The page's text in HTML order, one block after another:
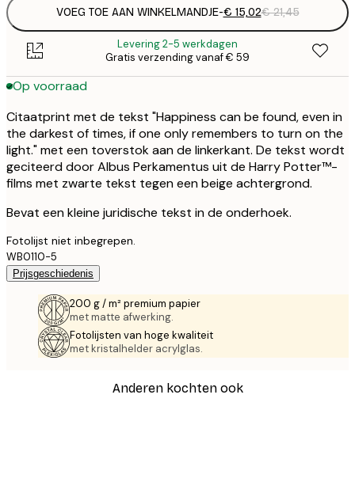
VOEG TOE AAN WINKELMANDJE-€ 15,02€ 21,45
Levering 2-5 werkdagen
Gratis verzending vanaf € 59
Op voorraad
Citaatprint met de tekst "Happiness can be found, even in
the darkest of times, if one only remembers to turn on the
light." met een toverstok aan de linkerkant. De tekst wordt
geciteerd door Albus Perkamentus uit de Harry Potter™-
films met zwarte tekst tegen een beige achtergrond.
Bevat een kleine juridische tekst in de onderhoek.
Fotolijst niet inbegrepen.
WB0110-5
Prijsgeschiedenis
200 g / m² premium papier
met matte afwerking.
Fotolijsten van hoge kwaliteit
met kristalhelder acrylglas.
Anderen kochten ook